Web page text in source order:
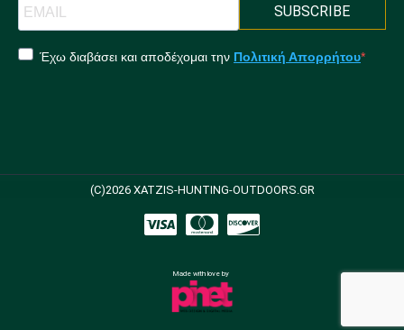
SUBSCRIBE
Έχω διαβάσει και αποδέχομαι την Πολιτική Απορρήτου
(C)2026 XATZIS-HUNTING-OUTDOORS.GR
Made with love by